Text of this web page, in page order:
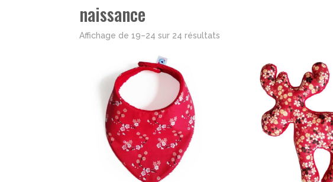
naissance
Affichage de 19–24 sur 24 résultats